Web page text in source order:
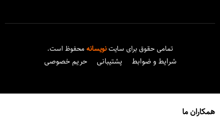
تمامی حقوق برای سایتنویسانهمحفوظ است.
شرایط و ضوابط پشتیبانی حریم خصوصی
همکاران ما